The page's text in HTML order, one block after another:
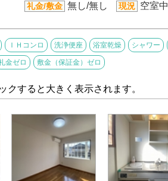
/ 礼金/敷金 無し/無し 現況 空室中
ＩＨコンロ 洗浄便座 浴室乾燥 シャワー
金ゼロ 敷金（保証金）ゼロ
クすると大きく表示されます。